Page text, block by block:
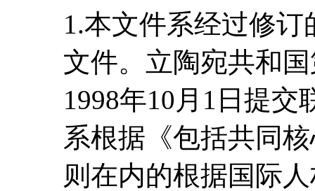
1.本文件系经过修
文件。立陶宛共和
1998年10月1日提
系根据《包括共同
则在内的根据国际